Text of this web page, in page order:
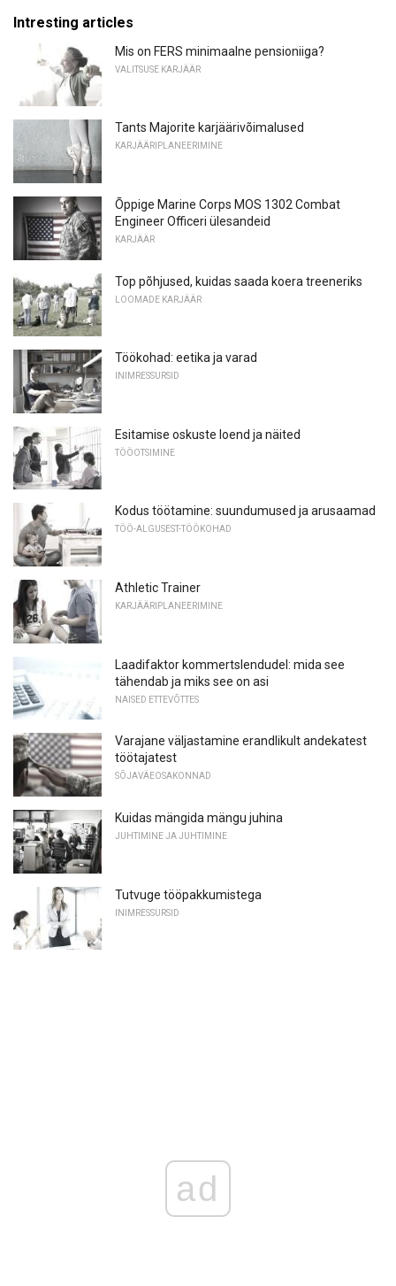
Intresting articles
Mis on FERS minimaalne pensioniiga?
VALITSUSE KARJÄÄR
Tants Majorite karjäärivõimalused
KARJÄÄRIPLANEERIMINE
Õppige Marine Corps MOS 1302 Combat
Engineer Officeri ülesandeid
KARJÄÄR
Top põhjused, kuidas saada koera treeneriks
LOOMADE KARJÄÄR
Töökohad: eetika ja varad
INIMRESSURSID
Esitamise oskuste loend ja näited
TÖÖOTSIMINE
Kodus töötamine: suundumused ja arusaamad
TÖÖ-ALGUSEST-TÖÖKOHAD
Athletic Trainer
KARJÄÄRIPLANEERIMINE
Laadifaktor kommertslendudel: mida see
tähendab ja miks see on asi
NAISED ETTEVÕTTES
Varajane väljastamine erandlikult andekatest
töötajatest
SÕJAVÄEOSAKONNAD
Kuidas mängida mängu juhina
JUHTIMINE JA JUHTIMINE
Tutvuge tööpakkumistega
INIMRESSURSID
ad